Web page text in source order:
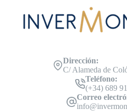
Dirección:
C/ Alameda de
Teléfono:
(+34) 689
Correo